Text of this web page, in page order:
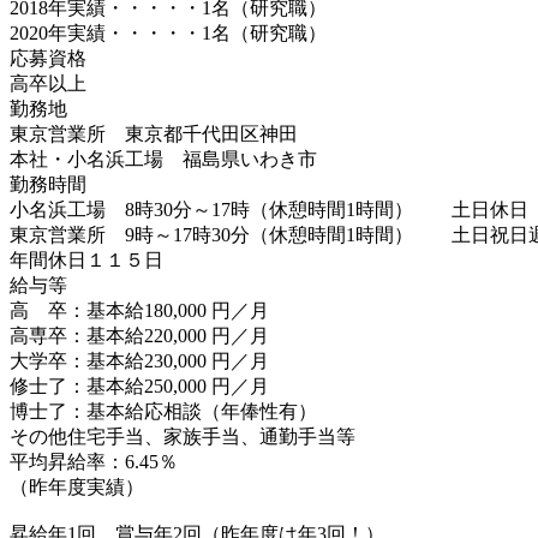
2018年実績・・・・・1名（研究職）
2020年実績・・・・・1名（研究職）
応募資格
高卒以上
勤務地
東京営業所 東京都千代田区神田
本社・小名浜工場 福島県いわき市
勤務時間
小名浜工場 8時30分～17時（休憩時間1時間） 土日休日
東京営業所 9時～17時30分（休憩時間1時間） 土日祝日
年間休日１１５日
給与等
高 卒：基本給180,000 円／月
高専卒：基本給220,000 円／月
大学卒：基本給230,000 円／月
修士了：基本給250,000 円／月
博士了：基本給応相談（年俸性有）
その他住宅手当、家族手当、通勤手当等
平均昇給率：6.45％
（昨年度実績）
昇給年1回、賞与年2回（昨年度は年3回！）